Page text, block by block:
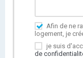
Afin de ne
logement, je
je suis
de